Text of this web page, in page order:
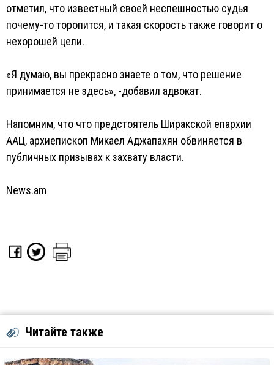
отметил, что известный своей неспешностью судья
почему-то торопится, и такая скорость также говорит о
нехорошей цели.
«Я думаю, вы прекрасно знаете о том, что решение
принимается не здесь», -добавил адвокат.
Напомним, что что предстоятель Ширакской епархии
ААЦ, архиепископ Микаел Аджапахян обвиняется в
публичных призывах к захвату власти.
News.am
Читайте также